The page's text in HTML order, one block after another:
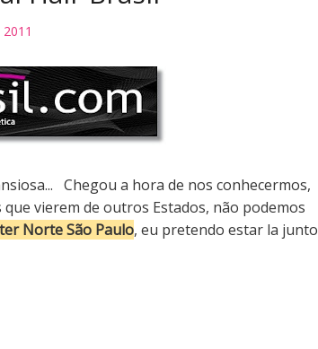
Chegou a hora de nos conhecermos,
vierem de outros Estados, não podemos
Norte São Paulo, eu pretendo estar la junto